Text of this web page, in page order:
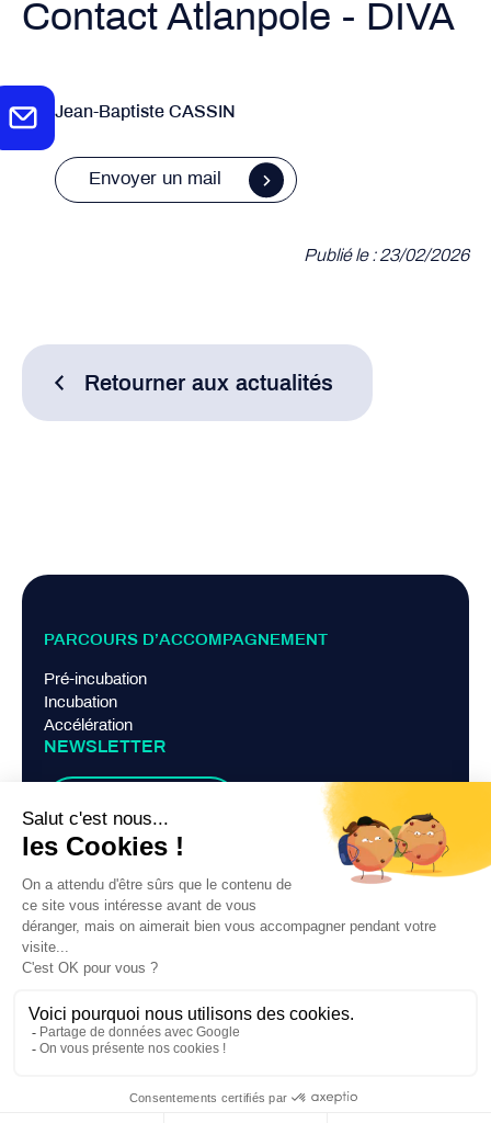
Contact Atlanpole - DIVA
Jean-Baptiste CASSIN
Envoyer un mail
Publié le : 23/02/2026
Retourner aux actualités
PARCOURS D’ACCOMPAGNEMENT
Pré-incubation
Incubation
Accélération
NEWSLETTER
LIENS PRATIQUES
Mentions légales
Politique de confidentialité
Contact